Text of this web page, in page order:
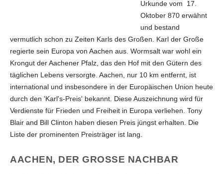
Urkunde vom 17.
Oktober 870 erwähnt
und bestand
vermutlich schon zu Zeiten Karls des Großen. Karl der Große
regierte sein Europa von Aachen aus. Wormsalt war wohl ein
Krongut der Aachener Pfalz, das den Hof mit den Gütern des
täglichen Lebens versorgte. Aachen, nur 10 km entfernt, ist
international und insbesondere in der Europäischen Union heute
durch den 'Karl's-Preis' bekannt. Diese Auszeichnung wird für
Verdienste für Frieden und Freiheit in Europa verliehen. Tony
Blair and Bill Clinton haben diesen Preis jüngst erhalten. Die
Liste der prominenten Preisträger ist lang.
AACHEN, DER GROSSE NACHBAR